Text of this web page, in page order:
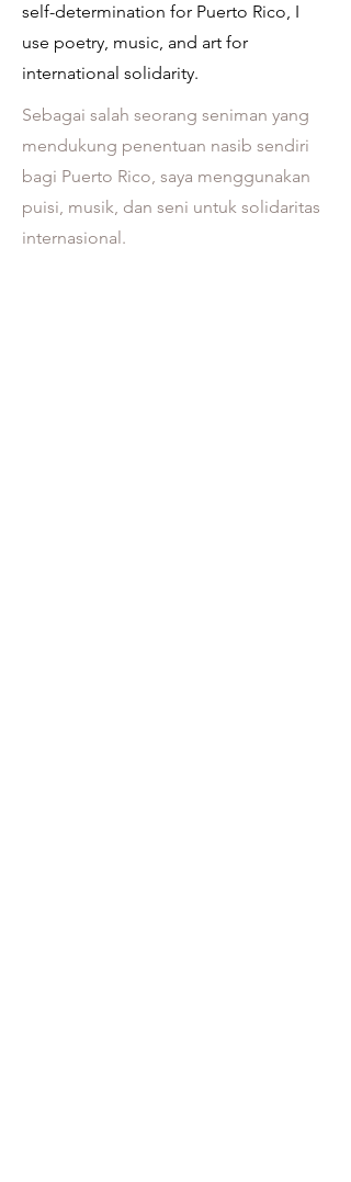
self-determination for Puerto Rico, I
use poetry, music, and art for
international solidarity.
Sebagai salah seorang seniman yang
mendukung penentuan nasib sendiri
bagi Puerto Rico, saya menggunakan
puisi, musik, dan seni untuk solidaritas
internasional.